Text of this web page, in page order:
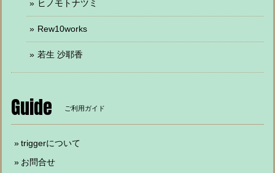
ヒノモトナツミ
Rew10works
若生 沙耶香
Guide ご利用ガイド
triggerについて
お問合せ